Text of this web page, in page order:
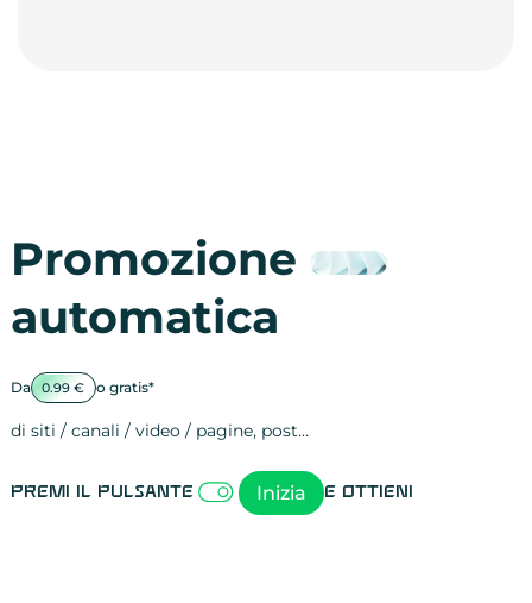
Promozione
automatica
Da 0.99 € o gratis*
di siti / canali / video / pagine, post…
Premi il pulsante Inizia e ottieni